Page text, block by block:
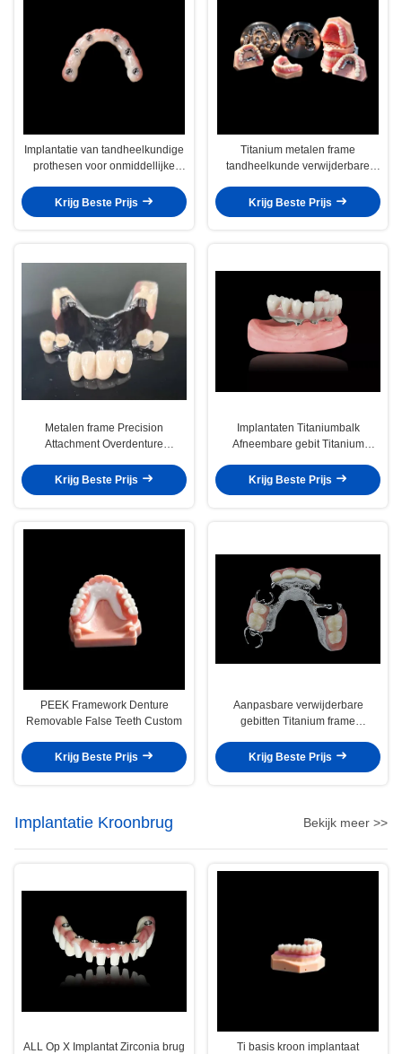
Implantatie van tandheelkundige
prothesen voor onmiddellijke
verwijderbare kunsttanden
Krijg Beste Prijs
Titanium metalen frame
tandheelkunde verwijderbare
Krijg Beste Prijs
Metalen frame Precision
Attachment Overdenture
Krijg Beste Prijs
Implantaten Titaniumbalk
Afneembare gebit Titanium
Overprothese
Krijg Beste Prijs
PEEK Framework Denture
Removable False Teeth Custom
Krijg Beste Prijs
Aanpasbare verwijderbare
gebitten Titanium frame
Krijg Beste Prijs
Implantatie Kroonbrug Bekijk meer >>
ALL Op X Implantat Zirconia brug
Ti basis kroon implantaat